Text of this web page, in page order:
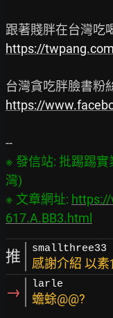
https://
https://
※ 發信站: 批踢踢
灣)
※ 文章網址:
617.A.BB3.html
推 smallthree33
感謝介紹 以
→ larle
蟾蜍@@?